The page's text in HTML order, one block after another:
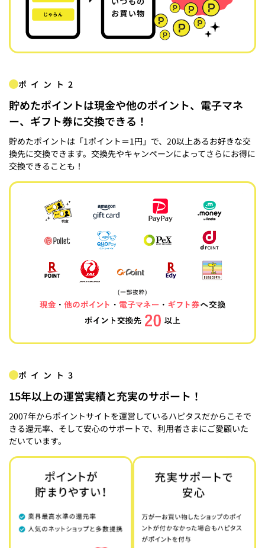
ポイント2
貯めたポイントは現金や他のポイント、電子マネ
ー、ギフト券に交換できる！
貯めたポイントは「1ポイント＝1円」で、20以上あるお好きな交
換先に交換できます。交換先やキャンペーンによってさらにお得に
交換できることも！
ポイント3
15年以上の運営実績と充実のサポート！
2007年からポイントサイトを運営しているハピタスだからこそで
きる還元率、そして安心のサポートで、利用者さまにご愛顧いた
だいています。